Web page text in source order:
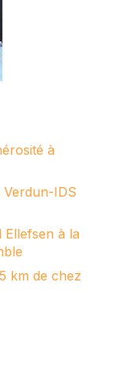
à
Verdun-IDS
Ellefsen à la
km de chez